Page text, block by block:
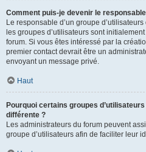
Comment puis-je devenir le
Le responsable d’un groupe
les groupes d’utilisateurs sont
forum. Si vous êtes intéressé par la
premier contact devrait être un
envoyant un message privé.
Haut
Pourquoi certains groupes
différente ?
Les administrateurs du forum peuvent
groupe d’utilisateurs afin de faciliter leur